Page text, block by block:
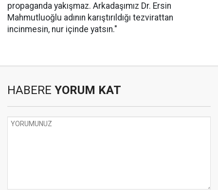
propaganda yakışmaz. Arkadaşımız Dr. Ersin
Mahmutluoğlu adının karıştırıldığı tezvirattan
incinmesin, nur içinde yatsın."
HABERE YORUM KAT